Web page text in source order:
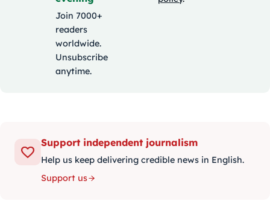
Join 7000+
readers
worldwide.
Unsubscribe
anytime.
Support independent journalism
Help us keep delivering credible news in English.
Support us